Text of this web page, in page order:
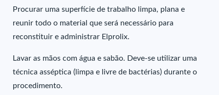
Procurar uma superfície de trabalho limpa, plana e
reunir todo o material que será necessário para
reconstituir e administrar Elprolix.
Lavar as mãos com água e sabão. Deve-se utilizar uma
técnica asséptica (limpa e livre de bactérias) durante o
procedimento.